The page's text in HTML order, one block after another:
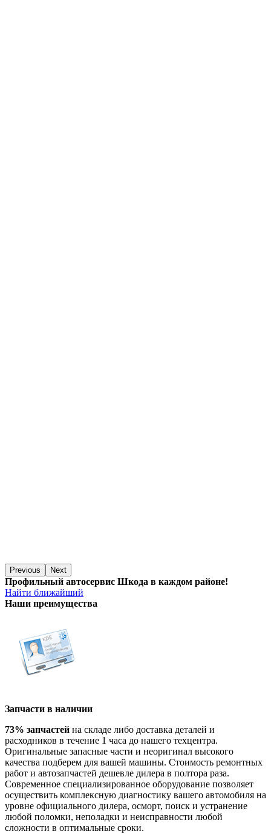
Previous Next
Профильный автосервис Шкода в каждом районе!
Найти ближайший
Наши преимущества
Запчасти в наличии
73% запчастей на складе либо доставка деталей и
расходников в течение 1 часа до нашего техцентра.
Оригинальные запасные части и неоригинал высокого
качества подберем для вашей машины. Стоимость ремонтных
работ и автозапчастей дешевле дилера в полтора раза.
Современное специализированное оборудование позволяет
осуществить комплексную диагностику вашего автомобиля на
уровне официального дилера, осморт, поиск и устранение
любой поломки, неполадки и неисправности любой
сложности в оптимальные сроки.